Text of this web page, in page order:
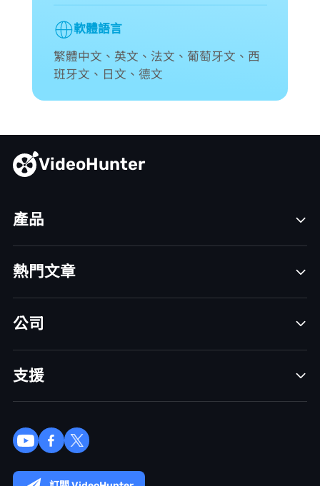
軟體語言
繁體中文、英文、法文、葡萄牙文、西
班牙文、日文、德文
VideoHunter
產品
熱門文章
公司
支援